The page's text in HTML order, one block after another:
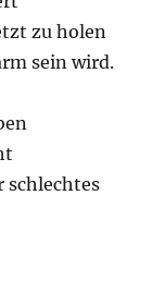
zu holen
sein wird.
schlechtes